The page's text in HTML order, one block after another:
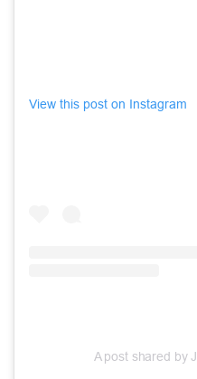
View this post on Instagram
A post shared by